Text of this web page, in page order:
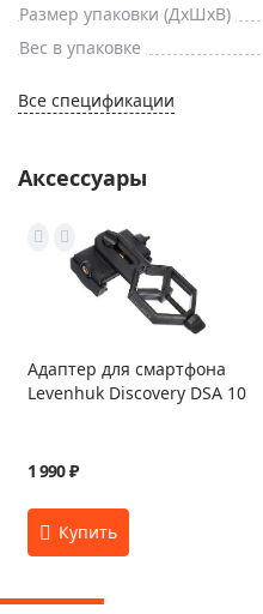
Размер упаковки (ДxШxВ)
Вес в упаковке
Все спецификации
Аксессуары
Адаптер для смартфона
Levenhuk Discovery DSA 10
1 990 ₽